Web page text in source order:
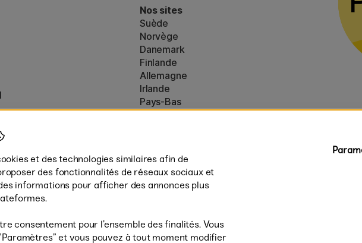
(160)
Nos sites
Suède
Norvège
Danemark
Finlande
Allemagne
Irlande
Pays-Bas
Royaume-Uni
* Des conditions de livraison
s’appliquent aux produits volumineux.
et des technologies similaires afin de
des fonctionnalités de réseaux sociaux et
informations pour afficher des annonces plus
consentement pour l’ensemble des finalités. Vous
et vous pouvez à tout moment modifier